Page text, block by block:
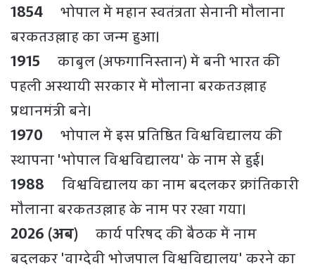
1854 भोपाल में महान स्वतंत्रता सेनानी मौलाना
बरकतउल्लाह का जन्म हुआ।
1915
काबुल (अफगानिस्तान) में बनी भारत की
पहली अस्थायी सरकार में मौलाना बरकतउल्लाह
प्रधानमंत्री बने।
1970
भोपाल में इस प्रतिष्ठित विश्वविद्यालय की
स्थापना 'भोपाल विश्वविद्यालय' के नाम से हुई।
1988 विश्वविद्यालय का नाम बदलकर क्रांतिकारी
मौलाना बरकतउल्लाह के नाम पर रखा गया।
2026 (अब)
कार्य परिषद की बैठक में नाम
बदलकर 'वाग्देवी भोजपाल विश्वविद्यालय' करने का